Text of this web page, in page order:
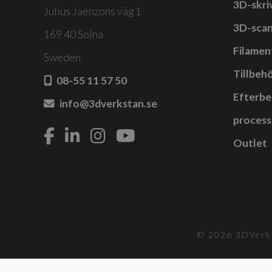
De
alternativen
kan
väljas
produktsidan
Julius Jaenzons väg 1
169 40 Solna
Sweden
08-55 11 57 50
info@3dverkstan.se
3D-
3D-
Outlet
© 2026